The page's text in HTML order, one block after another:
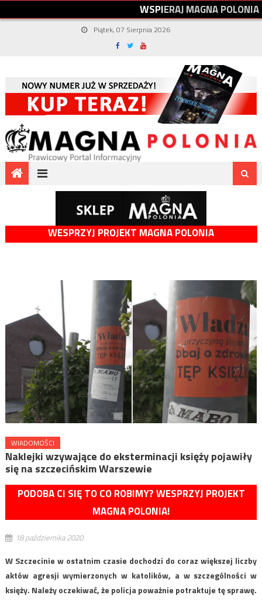
WSPIERAJMAGNAPOLONIA
Piątek, 07 Sierpnia 2026
WESPRZYJ PROJEKT MAGNA POLONIA
WIADOMOŚCI
Naklejki wzywające do eksterminacji księży pojawiły
się na szczecińskim Warszewie
PODOBA CI SIĘ TO CO ROBIMY? WESPRZYJ PROJEKT
MAGNA POLONIA!
18 października 2020
W Szczecinie w ostatnim czasie dochodzi do coraz większej liczby
aktów agresji wymierzonych w katolików, a w szczególności w
księży. Należy oczekiwać, że policja poważnie potraktuje tę sprawę.